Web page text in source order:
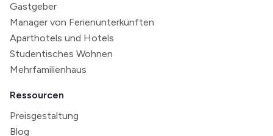
Gastgeber
Manager von Ferienunterkünften
Aparthotels und Hotels
Studentisches Wohnen
Mehrfamilienhaus
Ressourcen
Preisgestaltung
Blog